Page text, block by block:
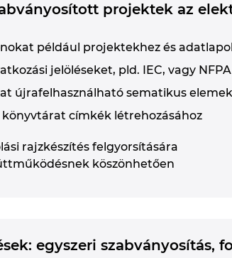
projektek az
például projektekhez és
jelöléseket, pld. IEC, vagy
újrafelhasználható sematikus
könyvtárat címkék létrehozásához
rajzkészítés felgyorsítására
köszönhetően
egyszeri szabványosítás,